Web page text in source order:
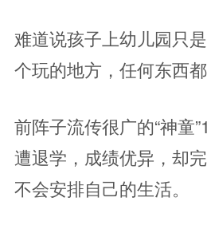
难道说孩子上幼儿园只
个玩的地方，任何东西
前阵子流传很广的“神童
遭退学，成绩优异，却
不会安排自己的生活。